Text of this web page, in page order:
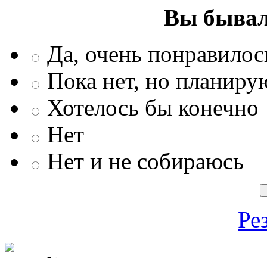
Вы
Да, очень
Пока нет, но
Хотелось бы конечно
Нет
Нет и не собираюсь